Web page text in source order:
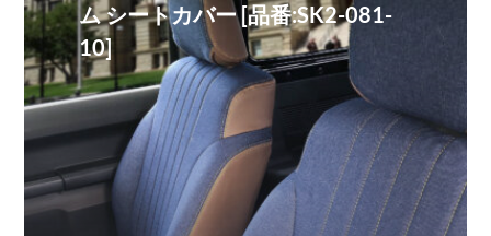
ム シートカバー [品番:SK2-081-
10]